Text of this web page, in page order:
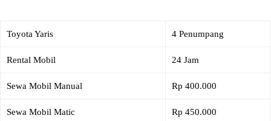
Toyota Yaris 4 Penumpang
Rental Mobil 24 Jam
Sewa Mobil Manual Rp 400.000
Sewa Mobil Matic Rp 450.000